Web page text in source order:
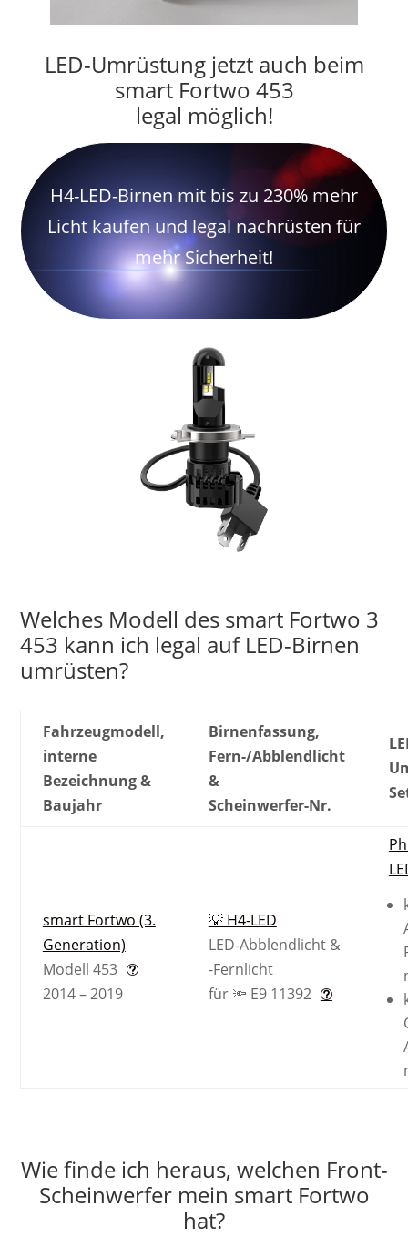
LED-Umrüstung jetzt auch beim
smart Fortwo 453
legal möglich!
H4-LED-Birnen mit bis zu 230% mehr
Licht kaufen und legal nachrüsten für
mehr Sicherheit!
Welches Modell des smart Fortwo 3
453 kann ich legal auf LED-Birnen
umrüsten?
Fahrzeugmodell,
interne
Bezeichnung &
Baujahr
Birnenfassung,
Fern-/Abblendlicht
&
Scheinwerfer-Nr.
smart Fortwo (3.
Generation)
Modell 453
2014 – 2019
💡 H4-LED
LED-Abblendlicht &
-Fernlicht
für 🔦 E9 11392
Wie finde ich heraus, welchen Front-
Scheinwerfer mein smart Fortwo
hat?